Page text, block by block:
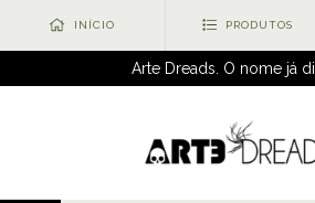
INÍCIO PRODUTOS
Arte Dreads. O nome já